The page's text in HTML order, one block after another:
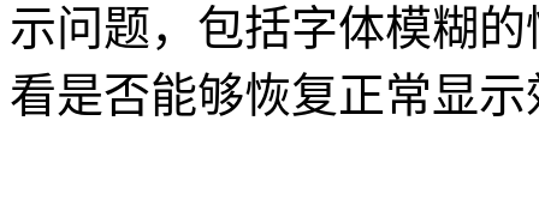
示问题，包括字体模糊
看是否能够恢复正常显示